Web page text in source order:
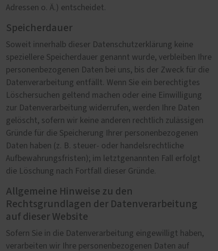
Adressen o. Ä.) entscheidet.
Speicherdauer
Soweit innerhalb dieser Datenschutzerklärung keine
speziellere Speicherdauer genannt wurde, verbleiben Ihre
personenbezogenen Daten bei uns, bis der Zweck für die
Datenverarbeitung entfällt. Wenn Sie ein berechtigtes
Löschersuchen geltend machen oder eine Einwilligung
zur Datenverarbeitung widerrufen, werden Ihre Daten
gelöscht, sofern wir keine anderen rechtlich zulässigen
Gründe für die Speicherung Ihrer personenbezogenen
Daten haben (z. B. steuer- oder handelsrechtliche
Aufbewahrungsfristen); im letztgenannten Fall erfolgt
die Löschung nach Fortfall dieser Gründe.
Allgemeine Hinweise zu den
Rechtsgrundlagen der Datenverarbeitung
auf dieser Website
Sofern Sie in die Datenverarbeitung eingewilligt haben,
verarbeiten wir Ihre personenbezogenen Daten auf